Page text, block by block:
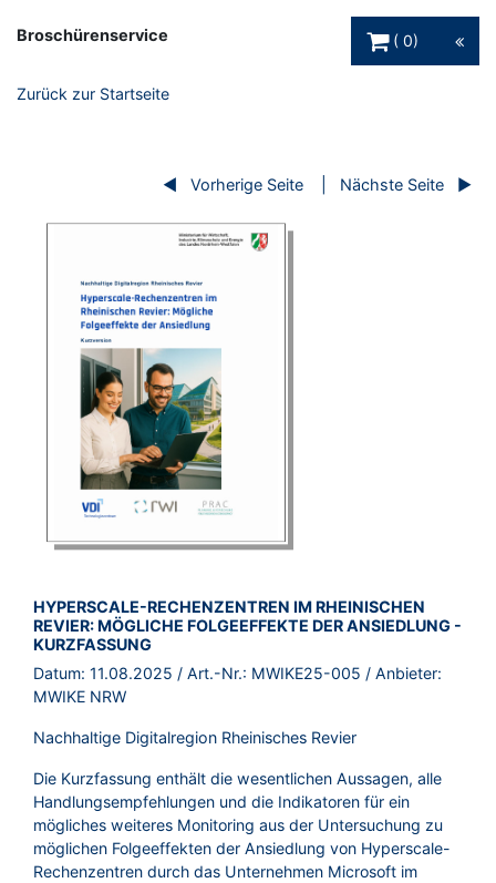
Broschürenservice
0
Zurück zur Startseite
Vorherige Seite Nächste Seite
BROSCHÜRE:
HYPERSCALE-RECHENZENTREN IM RHEINISCHEN
REVIER: MÖGLICHE FOLGEEFFEKTE DER ANSIEDLUNG -
KURZFASSUNG
Datum: 11.08.2025 / Art.-Nr.: MWIKE25-005 / Anbieter:
MWIKE NRW
Nachhaltige Digitalregion Rheinisches Revier
Die Kurzfassung enthält die wesentlichen Aussagen, alle
Handlungsempfehlungen und die Indikatoren für ein
mögliches weiteres Monitoring aus der Untersuchung zu
möglichen Folgeeffekten der Ansiedlung von Hyperscale-
Rechenzentren durch das Unternehmen Microsoft im